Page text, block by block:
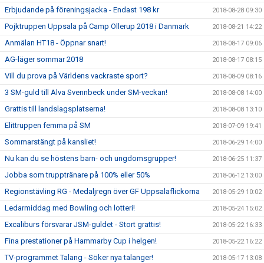
Erbjudande på föreningsjacka - Endast 198 kr 2018-08-28 09:30
Pojktruppen Uppsala på Camp Ollerup 2018 i Danmark 2018-08-21 14:22
Anmälan HT18 - Öppnar snart! 2018-08-17 09:06
AG-läger sommar 2018 2018-08-17 08:15
Vill du prova på Världens vackraste sport? 2018-08-09 08:16
3 SM-guld till Alva Svennbeck under SM-veckan! 2018-08-08 14:00
Grattis till landslagsplatserna! 2018-08-08 13:10
Elittruppen femma på SM 2018-07-09 19:41
Sommarstängt på kansliet! 2018-06-29 14:00
Nu kan du se höstens barn- och ungdomsgrupper! 2018-06-25 11:37
Jobba som trupptränare på 100% eller 50% 2018-06-12 13:00
Regionstävling RG - Medaljregn över GF Uppsalaflickorna 2018-05-29 10:02
Ledarmiddag med Bowling och lotteri! 2018-05-24 15:02
Excaliburs försvarar JSM-guldet - Stort grattis! 2018-05-22 16:33
Fina prestationer på Hammarby Cup i helgen! 2018-05-22 16:22
TV-programmet Talang - Söker nya talanger! 2018-05-17 13:08